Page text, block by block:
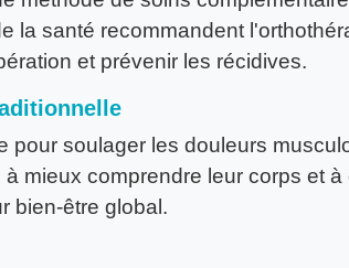
la santé recommandent
et prévenir les récidives.
pour soulager les douleurs
mieux comprendre leur corps et
bien-être global.